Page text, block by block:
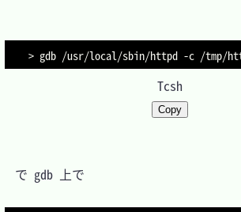
> gdb /usr/local/sbin/httpd -c
Tcsh
Copy
で gdb 上で